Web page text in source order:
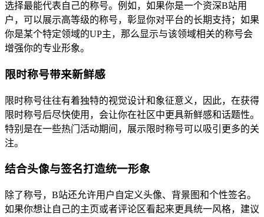
选择最能代表自己的称号。例如，如果你是一个资深B站用
户，可以展示高等级的称号，彰显你对平台的长期支持；如果
你是某个特定领域的UP主，那么显示与该领域相关的称号会
增强你的专业形象。
限时称号带来新鲜感
限时称号往往有着独特的视觉设计和象征意义，因此，在获得
限时称号后尽快使用，会让你在社区中更具新鲜感和话题性。
特别是在一些热门活动期间，展示限时称号可以吸引更多的关
注。
结合头像与签名打造统一形象
除了称号，B站还允许用户自定义头像、背景图和个性签名。
如果你想让自己的主页或者评论区看起来更具统一风格，建议